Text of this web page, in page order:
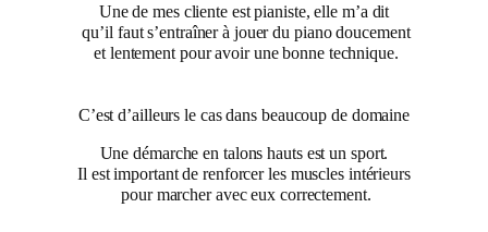
Une de mes cliente est pianiste, elle m’a dit
qu’il faut s’entraîner à jouer du piano doucement
et lentement pour avoir une bonne technique.
C’est d’ailleurs le cas dans beaucoup de domaine
Une démarche en talons hauts est un sport.
Il est important de renforcer les muscles intérieurs
pour marcher avec eux correctement.